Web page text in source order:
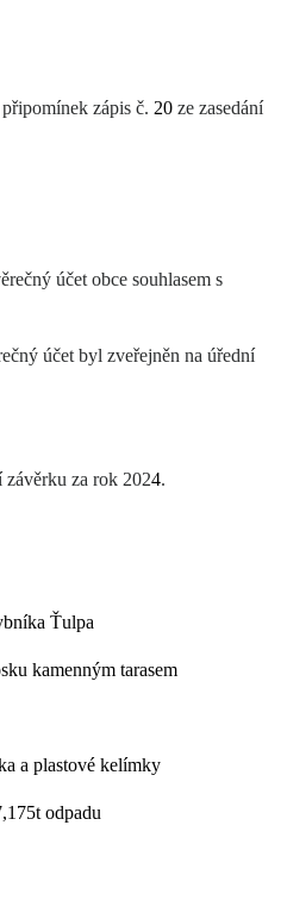
zápis č. 20 ze zasedání
účet obce souhlasem s
účet byl zveřejněn na úřední
za rok 2024.
Ťulpa
kamenným tarasem
a plastové kelímky
odpadu